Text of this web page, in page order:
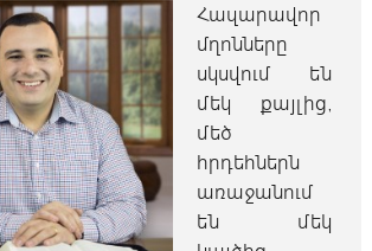
Հազարավոր
մղոնները
սկսվում են
մեկ քայլից,
մեծ
հրդեհներն
առաջանում
են մեկ